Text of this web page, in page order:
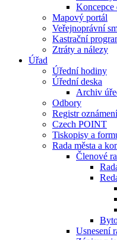
Koncepce
Mapový portál
Veřejnoprávní
Kastrační
Ztráty a nálezy
Úřad
Úřední hodiny
Úřední deska
Archiv
Odbory
Registr oznámení
Czech POINT
Tiskopisy a
Rada města a
Členové
Usnesení